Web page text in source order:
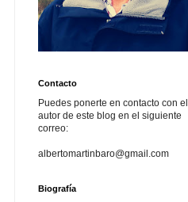
Contacto
Puedes ponerte en contacto con el
autor de este blog en el siguiente
correo:
albertomartinbaro@gmail.com
Biografía